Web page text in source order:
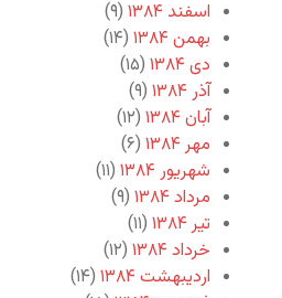
اسفند ۱۳۸۴
(۹)
بهمن ۱۳۸۴
(۱۴)
دی ۱۳۸۴
(۱۵)
آذر ۱۳۸۴
(۹)
آبان ۱۳۸۴
(۱۲)
مهر ۱۳۸۴
(۶)
شهریور ۱۳۸۴
(۱۱)
مرداد ۱۳۸۴
(۹)
تیر ۱۳۸۴
(۱۱)
خرداد ۱۳۸۴
(۱۲)
اردیبهشت ۱۳۸۴
(۱۴)